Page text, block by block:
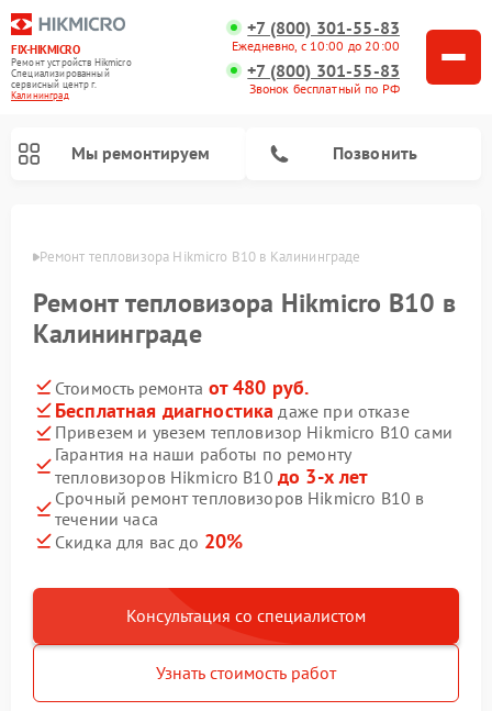
FIX-HIKMICRO
Ремонт устройств Hikmicro
Специализированный
cервисный центр г.
Калининград
+7 (800) 301-55-83
Ежедневно, с 10:00 до 20:00
+7 (800) 301-55-83
Звонок бесплатный по РФ
Мы ремонтируем Позвонить
Ремонт тепловизора Hikmicro B10 в Калининграде
Ремонт тепловизора Hikmicro B10 в
Калининграде
Стоимость ремонта от 480 руб.
Бесплатная диагностика даже при отказе
Привезем и увезем тепловизор Hikmicro B10 сами
Гарантия на наши работы по ремонту
тепловизоров Hikmicro B10 до 3-х лет
Срочный ремонт тепловизоров Hikmicro B10 в
течении часа
Скидка для вас до 20%
Консультация со специалистом
Узнать стоимость работ